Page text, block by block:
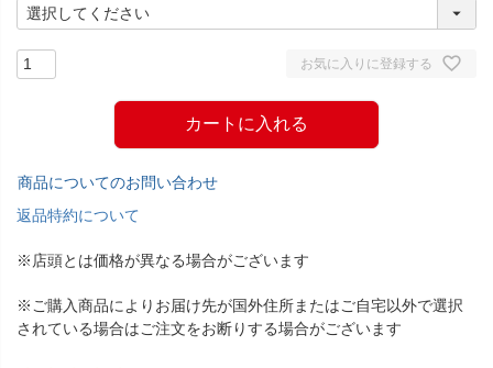
お気に入りに登録する
カートに入れる
商品についてのお問い合わせ
返品特約について
※店頭とは価格が異なる場合がございます
※ご購入商品によりお届け先が国外住所またはご自宅以外で選択
されている場合はご注文をお断りする場合がございます